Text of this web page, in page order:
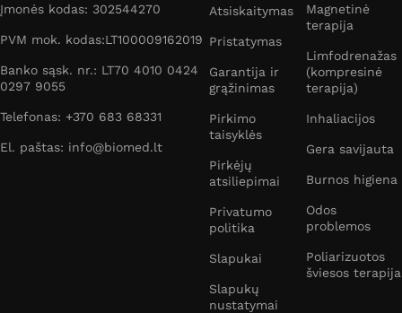
Įmonės kodas: 302544270
PVM mok. kodas:LT100009162019
Banko sąsk. nr.: LT70 4010 0424
0297 9055
Telefonas: +370 683 68331
El. paštas: info@biomed.lt
Atsiskaitymas
Pristatymas
Garantija ir
grąžinimas
Pirkimo
taisyklės
Pirkėjų
atsiliepimai
Privatumo
politika
Slapukai
Slapukų
nustatymai
Magnetinė
terapija
Limfodrenažas
(kompresinė
terapija)
Inhaliacijos
Gera savijauta
Burnos higiena
Odos
problemos
Poliarizuotos
šviesos terapija